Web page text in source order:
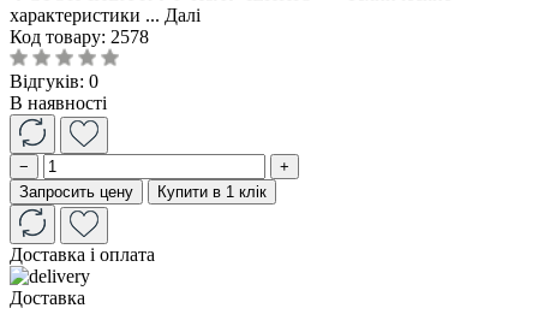
характеристики ... Далі
Код товару: 2578
Відгуків: 0
В наявності
−
+
Запросить цену
Купити в 1 клік
Доставка і оплата
Доставка